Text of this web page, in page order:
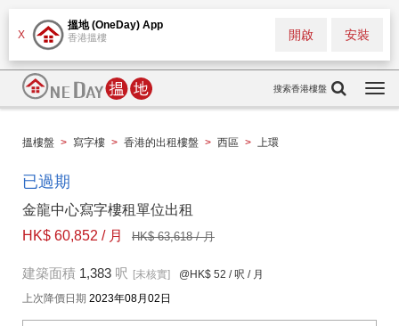
X
搵地 (OneDay) App
香港搵樓 安裝
開啟
搜索香港樓盤
搵樓盤 > 寫字樓 > 香港的出租樓盤 > 西區 > 上環
已過期
金龍中心寫字樓租單位出租
HK$ 60,852 / 月
HK$ 63,618 / 月
建築面積 1,383 呎 [未核實] @HK$ 52 / 呎 / 月
上次降價日期 2023年08月02日